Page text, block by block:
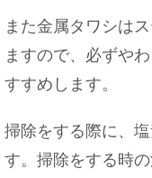
また金属タワシは
ますので、必ずや
すすめします。
掃除をする際に、
す。掃除をする時